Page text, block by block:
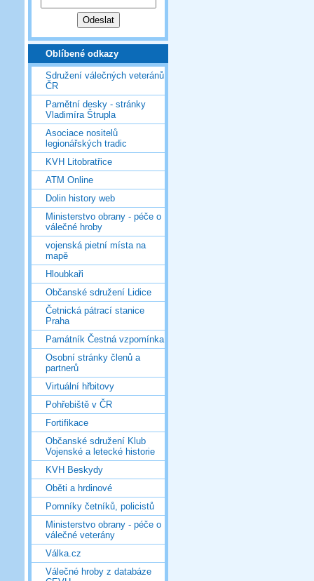
Oblíbené odkazy
Sdružení válečných veteránů
ČR
Pamětní desky - stránky
Vladimíra Štrupla
Asociace nositelů
legionářských tradic
KVH Litobratřice
ATM Online
Dolin history web
Ministerstvo obrany - péče o
válečné hroby
vojenská pietní místa na
mapě
Hloubkaři
Občanské sdružení Lidice
Četnická pátrací stanice
Praha
Památník Čestná vzpomínka
Osobní stránky členů a
partnerů
Virtuální hřbitovy
Pohřebiště v ČR
Fortifikace
Občanské sdružení Klub
Vojenské a letecké historie
KVH Beskydy
Oběti a hrdinové
Pomníky četníků, policistů
Ministerstvo obrany - péče o
válečné veterány
Válka.cz
Válečné hroby z databáze